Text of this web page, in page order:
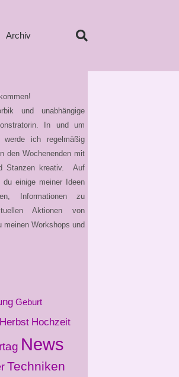
Archiv
und unabhängige
In und um
werde ich regelmäßig
den Wochenenden mit
Stanzen kreativ. Auf
einige meiner Ideen
Informationen zu
Aktionen von
meinen Workshops und
Geburt
Herbst Hochzeit
News
Techniken